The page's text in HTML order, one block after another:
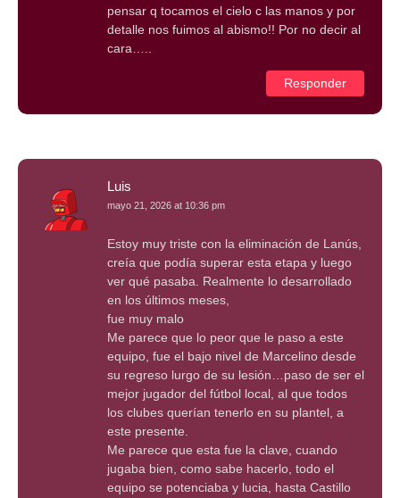
pensar q tocamos el cielo c las manos y por
detalle nos fuimos al abismo!! Por no decir al
cara…..
Responder
Luis
mayo 21, 2026 at 10:36 pm
Estoy muy triste con la eliminación de Lanús,
creía que podía superar esta etapa y luego
ver qué pasaba. Realmente lo desarrollado
en los últimos meses,
fue muy malo
Me parece que lo peor que le paso a este
equipo, fue el bajo nivel de Marcelino desde
su regreso lurgo de su lesión…paso de ser el
mejor jugador del fútbol local, al que todos
los clubes querían tenerlo en su plantel, a
este presente.
Me parece que esta fue la clave, cuando
jugaba bien, como sabe hacerlo, todo el
equipo se potenciaba y lucia, hasta Castillo